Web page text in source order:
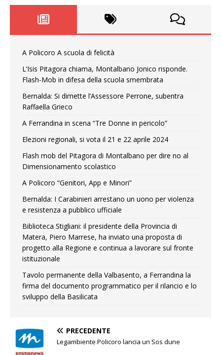
A Policoro A scuola di felicità
L’Isis Pitagora chiama, Montalbano Jonico risponde.
Flash-Mob in difesa della scuola smembrata
Bernalda: Si dimette l’Assessore Perrone, subentra
Raffaella Grieco
A Ferrandina in scena “Tre Donne in pericolo”
Elezioni regionali, si vota il 21 e 22 aprile 2024
Flash mob del Pitagora di Montalbano per dire no al
Dimensionamento scolastico
A Policoro “Genitori, App e Minori”
Bernalda: I Carabinieri arrestano un uono per violenza
e resistenza a pubblico ufficiale
Biblioteca Stigliani: il presidente della Provincia di
Matera, Piero Marrese, ha inviato una proposta di
progetto alla Regione e continua a lavorare sul fronte
istituzionale
Tavolo permanente della Valbasento, a Ferrandina la
firma del documento programmatico per il rilancio e lo
sviluppo della Basilicata
PRECEDENTE
Legambiente Policoro lancia un Sos dune